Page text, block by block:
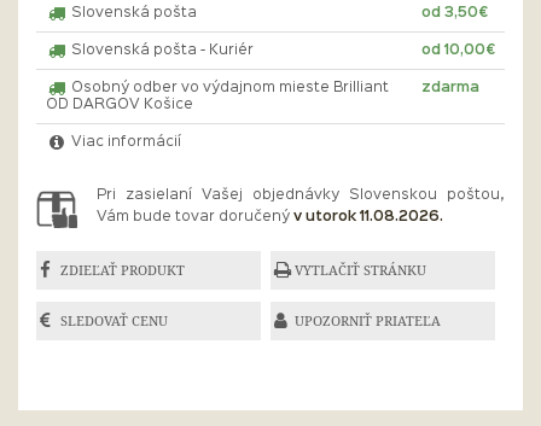
Slovenská pošta od 3,50€
Slovenská pošta - Kuriér od 10,00€
Osobný odber vo výdajnom mieste Brilliant
OD DARGOV Košice
zdarma
Viac informácií
Pri zasielaní Vašej objednávky Slovenskou poštou,
Vám bude tovar doručený v utorok 11.08.2026.
ZDIEĽAŤ PRODUKT VYTLAČIŤ STRÁNKU
SLEDOVAŤ CENU UPOZORNIŤ PRIATEĽA